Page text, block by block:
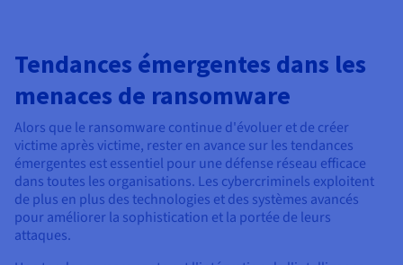
Tendances émergentes dans les
menaces de ransomware
Alors que le ransomware continue d'évoluer et de créer
victime après victime, rester en avance sur les tendances
émergentes est essentiel pour une défense réseau efficace
dans toutes les organisations. Les cybercriminels exploitent
de plus en plus des technologies et des systèmes avancés
pour améliorer la sophistication et la portée de leurs
attaques.